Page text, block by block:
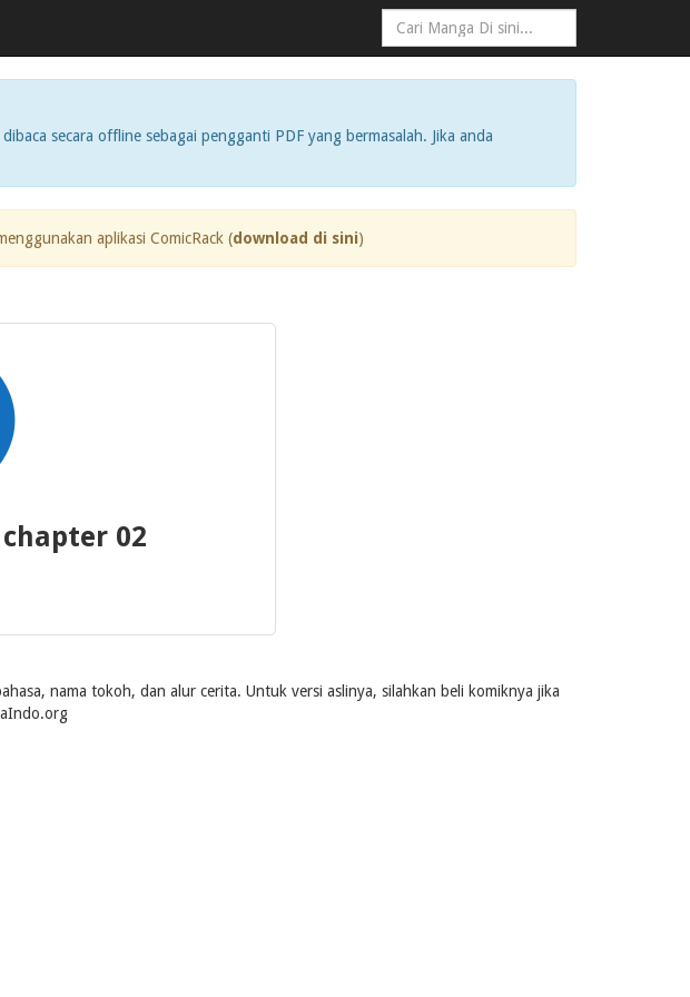
secara offline sebagai pengganti PDF yang bermasalah. Jika anda
aplikasi ComicRack (download di sini)
02
nama tokoh, dan alur cerita. Untuk versi aslinya, silahkan beli komiknya jika